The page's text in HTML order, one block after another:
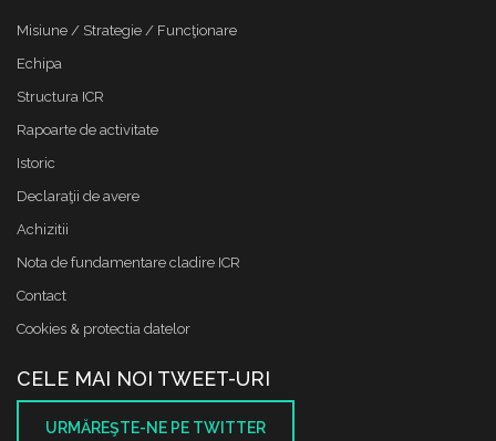
Misiune / Strategie / Funcţionare
Echipa
Structura ICR
Rapoarte de activitate
Istoric
Declaraţii de avere
Achizitii
Nota de fundamentare cladire ICR
Contact
Cookies & protectia datelor
CELE MAI NOI TWEET-URI
URMĂREŞTE-NE PE TWITTER